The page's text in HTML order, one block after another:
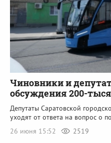
Чиновники и
обсуждения 200-
Депутаты Саратовской
уходят от ответа на вопрос о
26 июня 15:52
2519